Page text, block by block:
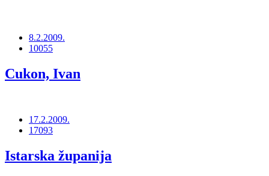
8.2.2009.
10055
Cukon, Ivan
17.2.2009.
17093
Istarska županija